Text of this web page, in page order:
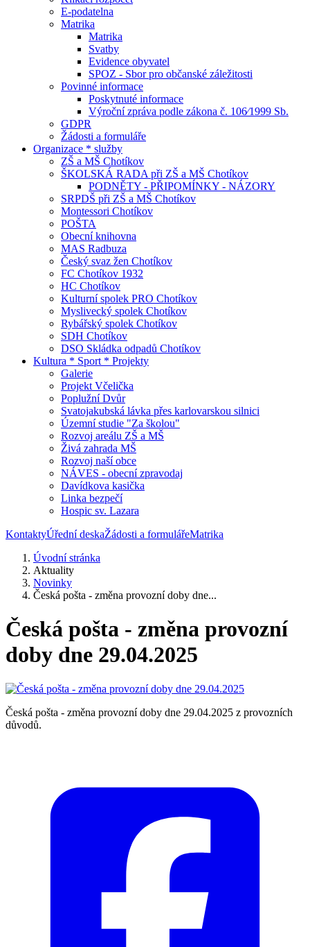
E-podatelna
Matrika
Matrika
Svatby
Evidence obyvatel
SPOZ - Sbor pro občanské záležitosti
Povinné informace
Poskytnuté informace
Výroční zpráva podle zákona č. 106⁄1999 Sb.
GDPR
Žádosti a formuláře
Organizace * služby
ZŠ a MŠ Chotíkov
ŠKOLSKÁ RADA při ZŠ a MŠ Chotíkov
PODNĚTY - PŘIPOMÍNKY - NÁZORY
SRPDŠ při ZŠ a MŠ Chotíkov
Montessori Chotíkov
POŠTA
Obecní knihovna
MAS Radbuza
Český svaz žen Chotíkov
FC Chotíkov 1932
HC Chotíkov
Kulturní spolek PRO Chotíkov
Myslivecký spolek Chotíkov
Rybářský spolek Chotíkov
SDH Chotíkov
DSO Skládka odpadů Chotíkov
Kultura * Sport * Projekty
Galerie
Projekt Včelička
Poplužní Dvůr
Svatojakubská lávka přes karlovarskou silnici
Územní studie "Za školou"
Rozvoj areálu ZŠ a MŠ
Živá zahrada MŠ
Rozvoj naší obce
NÁVES - obecní zpravodaj
Davídkova kasička
Linka bezpečí
Hospic sv. Lazara
KontaktyÚřední deskaŽádosti a formulářeMatrika
Úvodní stránka
Aktuality
Novinky
Česká pošta - změna provozní doby dne...
Česká pošta - změna provozní
doby dne 29.04.2025
Česká pošta - změna provozní doby dne 29.04.2025 z provozních
důvodů.